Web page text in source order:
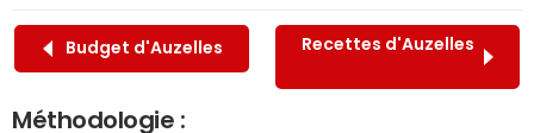
Budget d'Auzelles Recettes d'Auzelles
Méthodologie :